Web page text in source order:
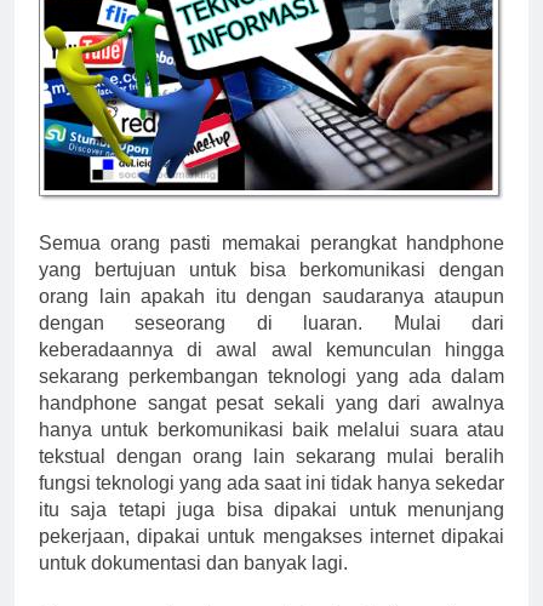
Semua orang pasti memakai perangkat handphone
yang bertujuan untuk bisa berkomunikasi dengan
orang lain apakah itu dengan saudaranya ataupun
dengan seseorang di luaran. Mulai dari
keberadaannya di awal awal kemunculan hingga
sekarang perkembangan teknologi yang ada dalam
handphone sangat pesat sekali yang dari awalnya
hanya untuk berkomunikasi baik melalui suara atau
tekstual dengan orang lain sekarang mulai beralih
fungsi teknologi yang ada saat ini tidak hanya sekedar
itu saja tetapi juga bisa dipakai untuk menunjang
pekerjaan, dipakai untuk mengakses internet dipakai
untuk dokumentasi dan banyak lagi.